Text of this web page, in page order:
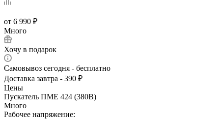
от 6 990 ₽
Много
Хочу в подарок
Самовывоз сегодня - бесплатно
Доставка завтра - 390 ₽
Цены
Пускатель ПМЕ 424 (380В)
Много
Рабочее напряжение: